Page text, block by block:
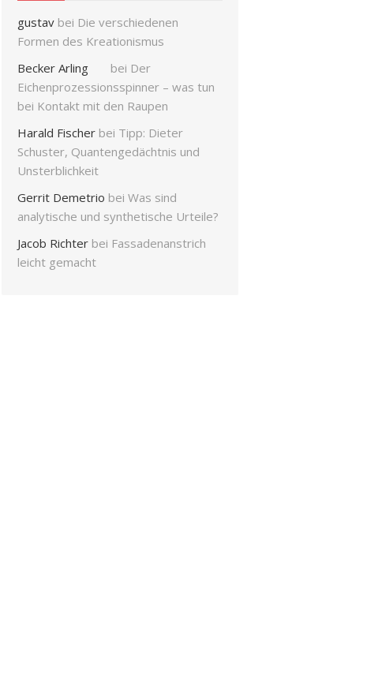
gustav bei Die verschiedenen
Formen des Kreationismus
Becker Arling
bei Der
Eichenprozessionsspinner – was tun
bei Kontakt mit den Raupen
Harald Fischer bei Tipp: Dieter
Schuster, Quantengedächtnis und
Unsterblichkeit
Gerrit Demetrio bei Was sind
analytische und synthetische Urteile?
Jacob Richter bei Fassadenanstrich
leicht gemacht